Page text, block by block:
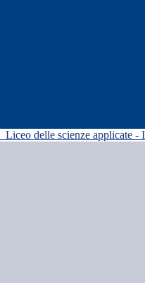
Liceo delle scienze applicate -